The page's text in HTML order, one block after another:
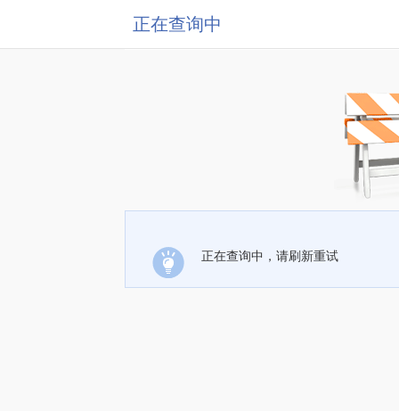
正在查询中
正在查询中，请刷新重试